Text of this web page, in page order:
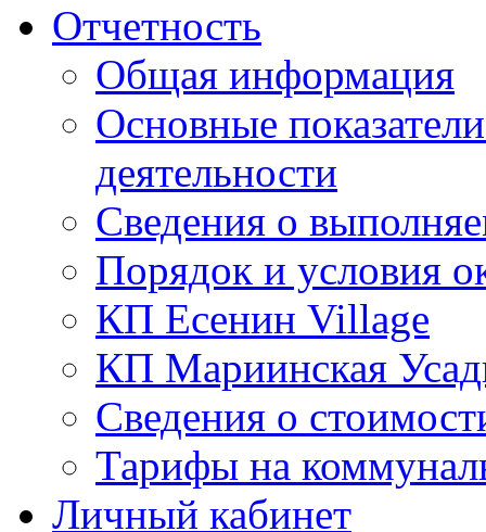
Отчетность
Общая информация
Основные
деятельности
Сведения о
Порядок и условия
КП Есенин Village
КП Мариинская
Сведения о
Тарифы на
Личный кабинет